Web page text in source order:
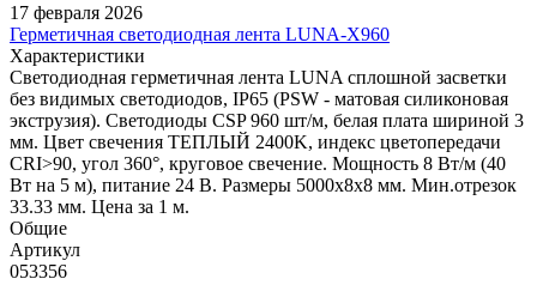
17 февраля 2026
Герметичная светодиодная лента LUNA-X960
Характеристики
Светодиодная герметичная лента LUNA сплошной засветки
без видимых светодиодов, IP65 (PSW - матовая силиконовая
экструзия). Светодиоды CSP 960 шт/м, белая плата шириной 3
мм. Цвет свечения ТЕПЛЫЙ 2400K, индекс цветопередачи
CRI>90, угол 360°, круговое свечение. Мощность 8 Вт/м (40
Вт на 5 м), питание 24 В. Размеры 5000х8х8 мм. Мин.отрезок
33.33 мм. Цена за 1 м.
Общие
Артикул
053356